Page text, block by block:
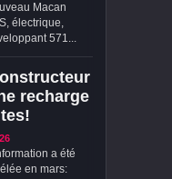
Macan
électrique,
571...
recharge
a été
en mars: